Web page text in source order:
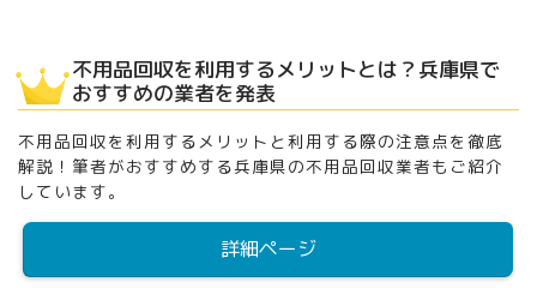
不用品回収を利用するメリットとは？兵庫県で
おすすめの業者を発表
不用品回収を利用するメリットと利用する際の注意点を徹底
解説！筆者がおすすめする兵庫県の不用品回収業者もご紹介
しています。
詳細ページ